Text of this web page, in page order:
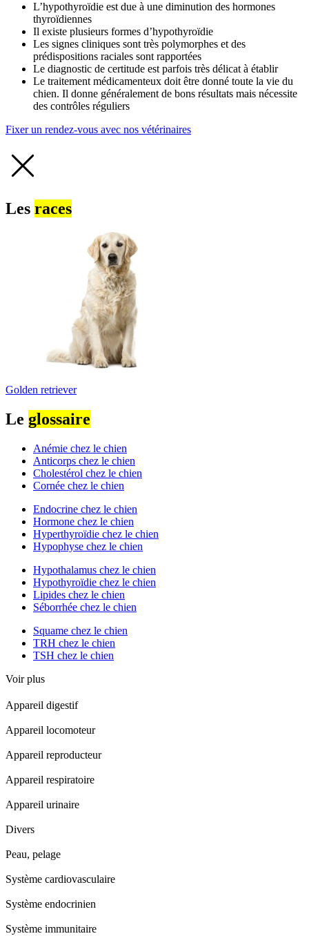
L’hypothyroïdie est due à une diminution des hormones
thyroïdiennes
Il existe plusieurs formes d’hypothyroïdie
Les signes cliniques sont très polymorphes et des
prédispositions raciales sont rapportées
Le diagnostic de certitude est parfois très délicat à établir
Le traitement médicamenteux doit être donné toute la vie du
chien. Il donne généralement de bons résultats mais nécessite
des contrôles réguliers
Fixer un rendez-vous avec nos vétérinaires
Les races
Golden retriever
Le glossaire
Anémie chez le chien
Anticorps chez le chien
Cholestérol chez le chien
Cornée chez le chien
Endocrine chez le chien
Hormone chez le chien
Hyperthyroïdie chez le chien
Hypophyse chez le chien
Hypothalamus chez le chien
Hypothyroïdie chez le chien
Lipides chez le chien
Séborrhée chez le chien
Squame chez le chien
TRH chez le chien
TSH chez le chien
Voir plus
Appareil digestif
Appareil locomoteur
Appareil reproducteur
Appareil respiratoire
Appareil urinaire
Divers
Peau, pelage
Système cardiovasculaire
Système endocrinien
Système immunitaire